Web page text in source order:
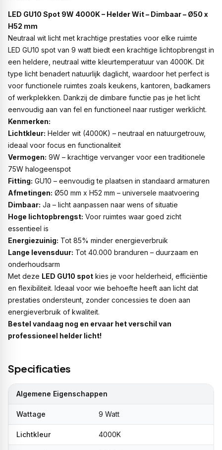
LED GU10 Spot 9W 4000K – Helder Wit – Dimbaar – Ø50 x
H52 mm
Neutraal wit licht met krachtige prestaties voor elke ruimte
LED GU10 spot van 9 watt biedt een krachtige lichtopbrengst in
een heldere, neutraal witte kleurtemperatuur van 4000K. Dit
type licht benadert natuurlijk daglicht, waardoor het perfect is
voor functionele ruimtes zoals keukens, kantoren, badkamers
of werkplekken. Dankzij de dimbare functie pas je het licht
eenvoudig aan van fel en functioneel naar rustiger werklicht.
Kenmerken:
Lichtkleur: Helder wit (4000K) – neutraal en natuurgetrouw,
ideaal voor focus en functionaliteit
Vermogen: 9W – krachtige vervanger voor een traditionele
75W halogeenspot
Fitting: GU10 – eenvoudig te plaatsen in standaard armaturen
Afmetingen: Ø50 mm x H52 mm – universele maatvoering
Dimbaar: Ja – licht aanpassen naar wens of situatie
Hoge lichtopbrengst: Voor ruimtes waar goed zicht
essentieel is
Energiezuinig: Tot 85% minder energieverbruik
Lange levensduur: Tot 40.000 branduren – duurzaam en
onderhoudsarm
Met deze LED GU10 spot kies je voor helderheid, efficiëntie
en flexibiliteit. Ideaal voor wie behoefte heeft aan licht dat
prestaties ondersteunt, zonder concessies te doen aan
energieverbruik of kwaliteit.
Bestel vandaag nog en ervaar het verschil van
professioneel helder licht!
Specificaties
Algemene Eigenschappen
Wattage 9 Watt
Lichtkleur 4000K